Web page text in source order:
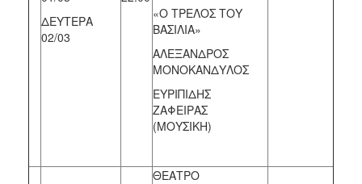
ΔΕΥΤΕΡΑ
02/03
«Ο ΤΡΕΛΟΣ ΤΟΥ
ΒΑΣΙΛΙΑ»
ΑΛΕΞΑΝΔΡΟΣ
ΜΟΝΟΚΑΝΔΥΛΟΣ
ΕΥΡΙΠΙΔΗΣ
ΖΑΦΕΙΡΑΣ
(ΜΟΥΣΙΚΗ)
ΘΕΑΤΡΟ